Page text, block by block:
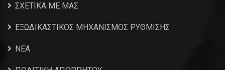
ΣΧΕΤΙΚΑ ΜΕ ΜΑΣ
ΕΞΩΔΙΚΑΣΤΙΚΟΣ ΜΗΧΑΝΙΣΜΟΣ ΡΥΘΜΙΣΗΣ
NEA